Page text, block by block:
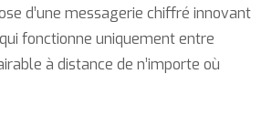
d’une messagerie chiffré innovant
fonctionne uniquement entre
à distance de n’importe où